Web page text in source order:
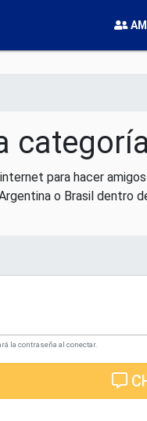
para hacer
o Brasil dentro
la contraseña al conectar.